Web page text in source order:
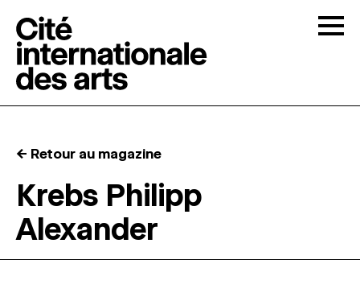
RÉSIDENCES ↓
← Retour au magazine
Krebs Philipp
Alexander